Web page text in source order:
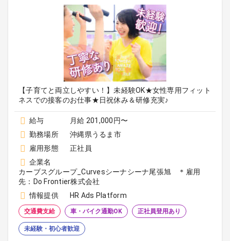
【子育てと両立しやすい！】未経験OK★女性専用フィット
ネスでの接客のお仕事★日祝休み＆研修充実♪
給与
月給 201,000円〜
勤務場所
沖縄県うるま市
雇用形態
正社員
企業名
カーブスグループ_Curvesシーナシーナ尾張旭 ＊雇用
先：Do Frontier株式会社
情報提供
HR Ads Platform
交通費支給 車・バイク通勤OK 正社員登用あり
未経験・初心者歓迎